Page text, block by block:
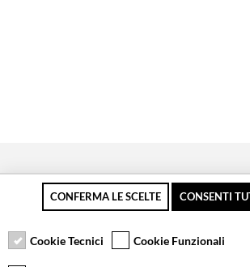
Secure payment
Free returns up to 30
CONFERMA LE SCELTE CONSENTI
Cookie Tecnici Cookie Funzionali